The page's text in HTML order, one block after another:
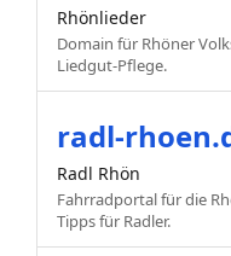
Rhönlieder
Domain für Rhöner
Liedgut-Pflege.
radl-
Radl Rhön
Fahrradportal für die
Tipps für Radler.